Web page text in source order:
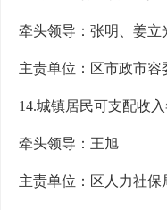
牵头领导：张明、姜立
主责单位：区市政市容
14.城镇居民可支配收
牵头领导：王旭
主责单位：区人力社保